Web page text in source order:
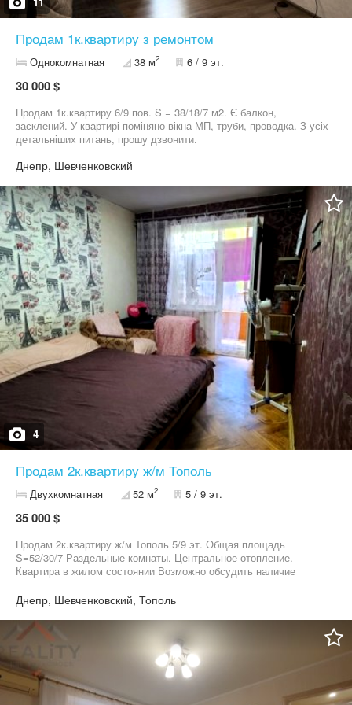
Продам 1к.квартиру з ремонтом
Однокомнатная 38 м2 6 / 9 эт.
30 000 $
Продам 1к.квартиру 6/9 пов. S = 38/18/7 м2. Є балкон,
засклений. У квартирі поміняно вікна МП, труби, проводка. З усіх
детальніших питань, прошу дзвонити.
Днепр, Шевченковский
4
Продам 2к.квартиру ж/м Тополь
Двухкомнатная 52 м2 5 / 9 эт.
35 000 $
Продам 2к.квартиру ж/м Тополь 5/9 эт. Общая площадь
S=52/30/7 Раздельные комнаты. Центральное отопление.
Квартира в жилом состоянии Возможно обсудить наличие
звонить или писать в телеграмм, на сообщение здесь могу не
ответить. т19
Днепр, Шевченковский, Тополь